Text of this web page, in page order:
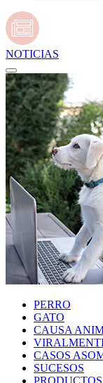
NOTICIAS
PERRO
GATO
CAUSA
CASOS
SUCESOS